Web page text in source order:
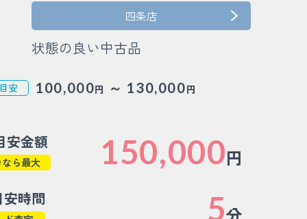
四条店
状態の良い中古品
安 100,000円 ～ 130,000円
安金額
ら最大 150,000円
時間 5分